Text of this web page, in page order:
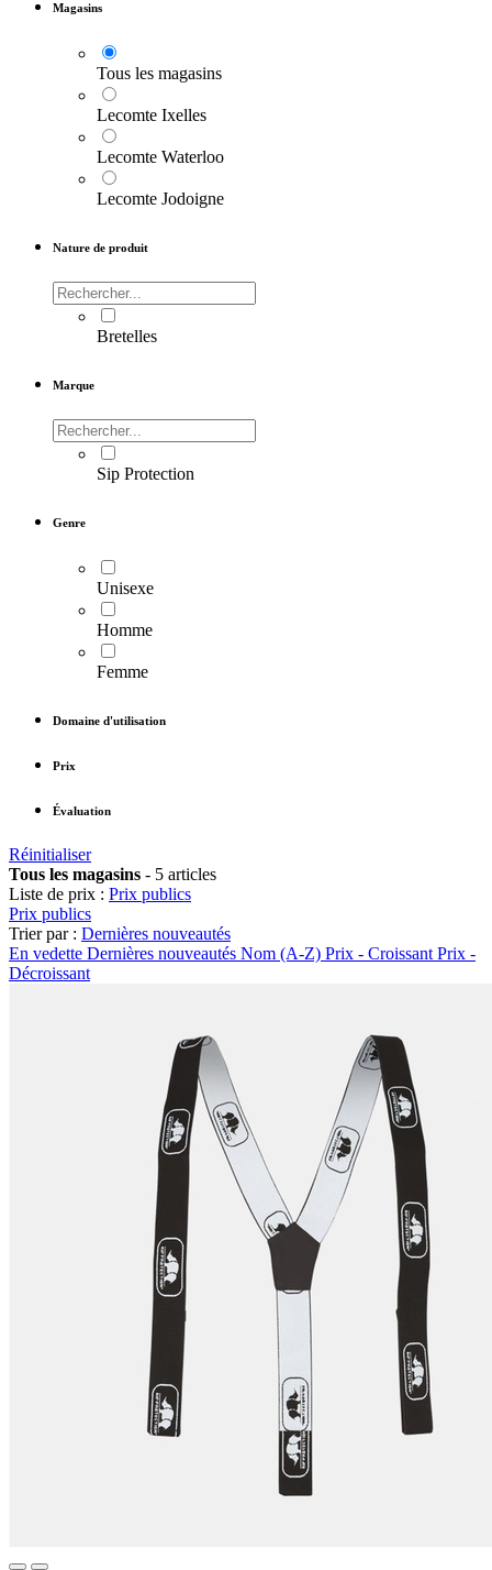
Magasins
Tous les magasins
Lecomte Ixelles
Lecomte Waterloo
Lecomte Jodoigne
Nature de produit
Bretelles
Marque
Sip Protection
Genre
Unisexe
Homme
Femme
Domaine d'utilisation
Prix
Évaluation
Réinitialiser
Tous les magasins - 5 articles
Liste de prix : Prix publics
Prix publics
Trier par : Dernières nouveautés
En vedette Dernières nouveautés Nom (A-Z) Prix - Croissant Prix -
Décroissant